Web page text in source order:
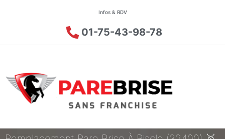
Infos & RDV
01-75-43-98-78